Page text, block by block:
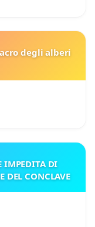
degli alberi
IMPEDITA DI
DEL CONCLAVE